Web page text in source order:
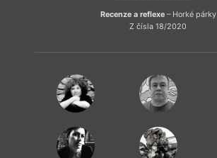
Recenze a reflexe– Horké párky
Z čísla 18/2020